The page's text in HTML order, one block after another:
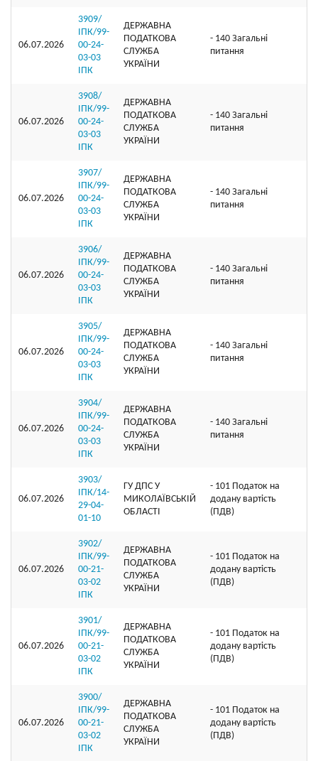
06.07.2026
3909/
ІПК/99-
00-24-
03-03
ІПК
ДЕРЖАВНА
ПОДАТКОВА
СЛУЖБА
УКРАЇНИ
- 140 Загальні
питання
06.07.2026
3908/
ІПК/99-
00-24-
03-03
ІПК
ДЕРЖАВНА
ПОДАТКОВА
СЛУЖБА
УКРАЇНИ
- 140 Загальні
питання
06.07.2026
3907/
ІПК/99-
00-24-
03-03
ІПК
ДЕРЖАВНА
ПОДАТКОВА
СЛУЖБА
УКРАЇНИ
- 140 Загальні
питання
06.07.2026
3906/
ІПК/99-
00-24-
03-03
ІПК
ДЕРЖАВНА
ПОДАТКОВА
СЛУЖБА
УКРАЇНИ
- 140 Загальні
питання
06.07.2026
3905/
ІПК/99-
00-24-
03-03
ІПК
ДЕРЖАВНА
ПОДАТКОВА
СЛУЖБА
УКРАЇНИ
- 140 Загальні
питання
06.07.2026
3904/
ІПК/99-
00-24-
03-03
ІПК
ДЕРЖАВНА
ПОДАТКОВА
СЛУЖБА
УКРАЇНИ
- 140 Загальні
питання
06.07.2026
3903/
ІПК/14-
29-04-
01-10
ГУ ДПС У
МИКОЛАЇВСЬКІЙ
ОБЛАСТІ
- 101 Податок на
додану вартість
(ПДВ)
06.07.2026
3902/
ІПК/99-
00-21-
03-02
ІПК
ДЕРЖАВНА
ПОДАТКОВА
СЛУЖБА
УКРАЇНИ
- 101 Податок на
додану вартість
(ПДВ)
06.07.2026
3901/
ІПК/99-
00-21-
03-02
ІПК
ДЕРЖАВНА
ПОДАТКОВА
СЛУЖБА
УКРАЇНИ
- 101 Податок на
додану вартість
(ПДВ)
06.07.2026
3900/
ІПК/99-
00-21-
03-02
ІПК
ДЕРЖАВНА
ПОДАТКОВА
СЛУЖБА
УКРАЇНИ
- 101 Податок на
додану вартість
(ПДВ)